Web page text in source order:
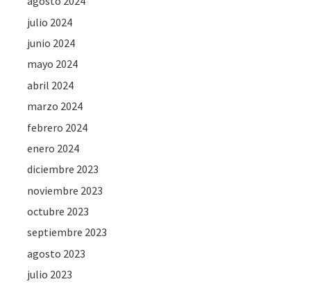
julio 2024
junio 2024
mayo 2024
abril 2024
marzo 2024
febrero 2024
enero 2024
diciembre 2023
noviembre 2023
octubre 2023
septiembre 2023
agosto 2023
julio 2023